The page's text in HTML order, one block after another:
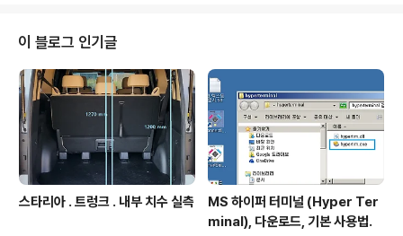
재(2024. 08.21) 시점 최신 버전 API V5 . 사전 필수
셋팅 - 파이썬 개발환경 구축 되어있어야 함. 구축예 : htt
ps://igotit.tistory.com/5761- 파이썬에 pybit 설치되
어있어야 함. 설치구문 : pip install pybit 사전 ..
이 블로그 인기글
스타리아 . 트렁크 . 내부 치수 실측
MS 하이퍼 터미널 (Hyper Ter
minal), 다운로드, 기본 사용법.